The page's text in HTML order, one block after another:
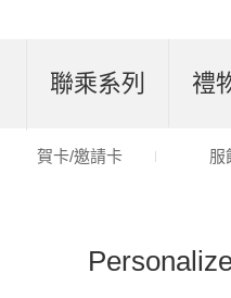
聯乘系列 禮
賀卡/邀請卡 服